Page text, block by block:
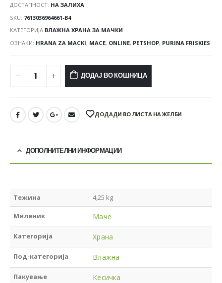
ДОСТАПНОСТ: НА ЗАЛИХА
SKU: 7613036964661-B4
КАТЕГОРИЈА ВЛАЖНА ХРАНА ЗА МАЧКИ
ОЗНАКИ: HRANA ZA MACKI, MACE, ONLINE, PETSHOP, PURINA FRISKIES
ДОДАЈ ВО КОШНИЦА
ДОДАДИ ВО ЛИСТА НА ЖЕЛБИ
ДОПОЛНИТЕЛНИ ИНФОРМАЦИИ
Тежина 4,25 kg
Миленик Маче
Категорија Храна
Под-категорија Влажна
Пакување Кесичка